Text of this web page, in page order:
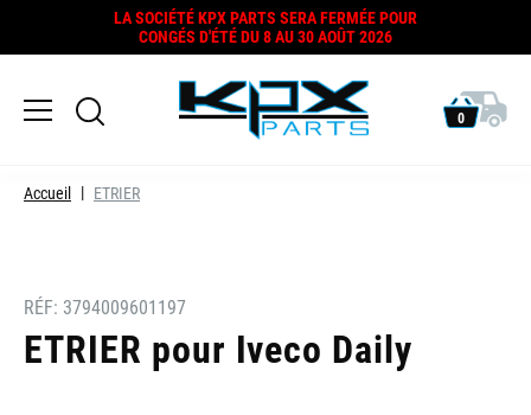
LA SOCIÉTÉ KPX PARTS SERA FERMÉE POUR
CONGÉS D'ÉTÉ DU 8 AU 30 AOÛT 2026
0
Accueil ETRIER
RÉF: 3794009601197
ETRIER pour Iveco Daily